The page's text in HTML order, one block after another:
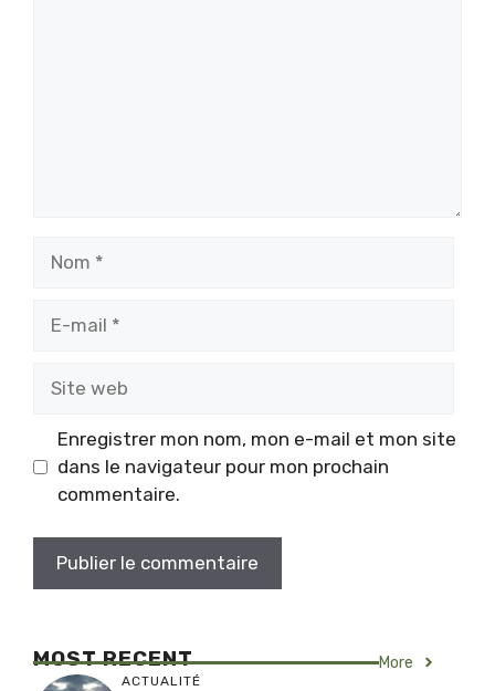
Enregistrer mon nom, mon e-mail et mon site
dans le navigateur pour mon prochain
commentaire.
MOST RECENT More
ACTUALITÉ